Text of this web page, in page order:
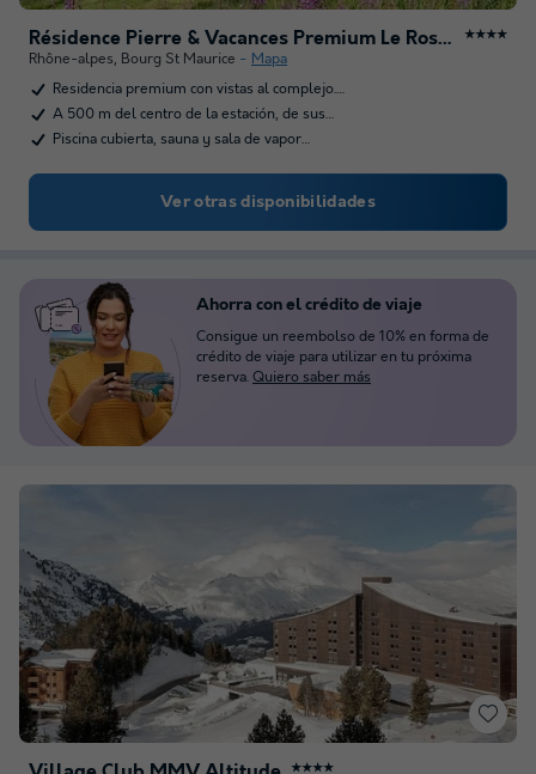
Résidence Pierre & Vacances Premium Le Roselend ★★★★
Rhône-alpes, Bourg St Maurice
Mapa
Residencia premium con vistas al complejo.…
A 500 m del centro de la estación, de sus…
Piscina cubierta, sauna y sala de vapor…
Ver otras disponibilidades
★★★★
Ahorra con el crédito de viaje
Consigue un reembolso de 10% en forma de
crédito de viaje para utilizar en tu próxima
reserva. Quiero saber más